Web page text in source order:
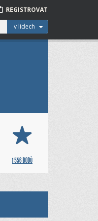
v lidech
REGISTROVAT
1 556 BODŮ